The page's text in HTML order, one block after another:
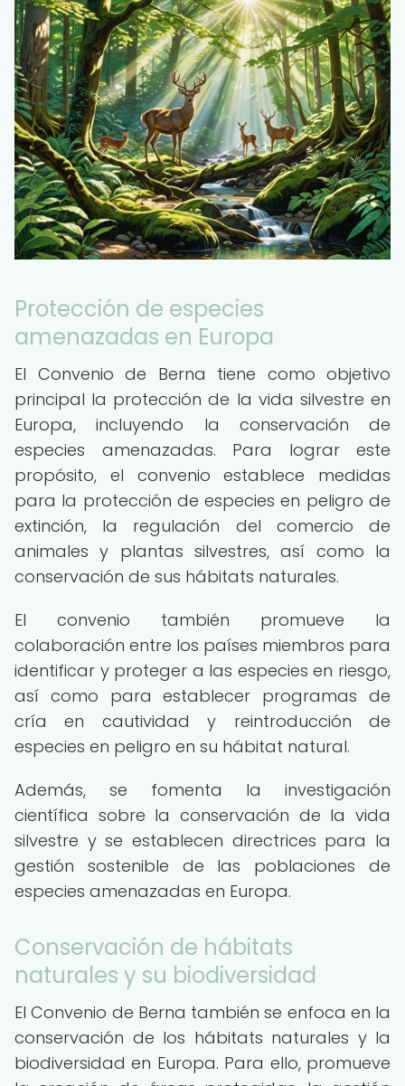
Protección de especies
amenazadas en Europa
El Convenio de Berna tiene como objetivo
principal la protección de la vida silvestre en
Europa, incluyendo la conservación de
especies amenazadas. Para lograr este
propósito, el convenio establece medidas
para la protección de especies en peligro de
extinción, la regulación del comercio de
animales y plantas silvestres, así como la
conservación de sus hábitats naturales.
El convenio también promueve la
colaboración entre los países miembros para
identificar y proteger a las especies en riesgo,
así como para establecer programas de
cría en cautividad y reintroducción de
especies en peligro en su hábitat natural.
Además, se fomenta la investigación
científica sobre la conservación de la vida
silvestre y se establecen directrices para la
gestión sostenible de las poblaciones de
especies amenazadas en Europa.
Conservación de hábitats
naturales y su biodiversidad
El Convenio de Berna también se enfoca en la
conservación de los hábitats naturales y la
biodiversidad en Europa. Para ello, promueve